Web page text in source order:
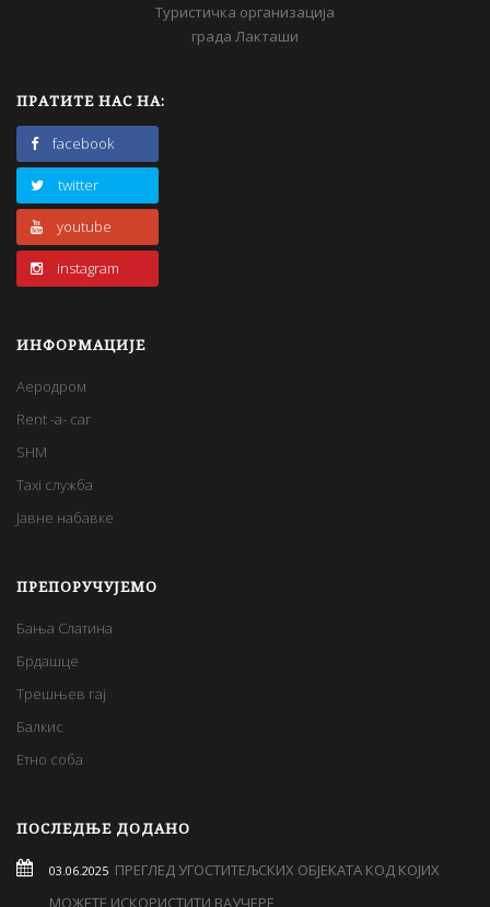
Туристичка организација
града Лакташи
ПРАТИТЕ НАС НА:
facebook
twitter
youtube
instagram
ИНФОРМАЦИЈЕ
Аеродром
Rent -a- car
SHM
Taxi служба
Јавне набавке
ПРЕПОРУЧУЈЕМО
Бања Слатина
Брдашце
Трешњев гај
Балкис
Етно соба
ПОСЛЕДЊЕ ДОДАНО
03.06.2025 ПРЕГЛЕД УГОСТИТЕЉСКИХ ОБЈЕКАТА КОД КОЈИХ
МОЖЕТЕ ИСКОРИСТИТИ ВАУЧЕРЕ